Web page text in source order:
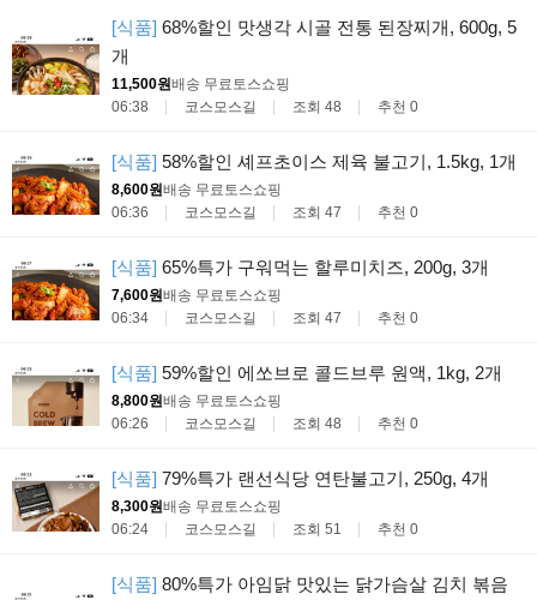
[식품] 68%할인 맛생각 시골 전통 된장찌개, 600g, 5
개
11,500원배송 무료토스쇼핑
06:38
코스모스길 조회 48 추천 0
[식품] 58%할인 셰프초이스 제육 불고기, 1.5kg, 1개
8,600원배송 무료토스쇼핑
06:36
코스모스길 조회 47 추천 0
[식품] 65%특가 구워먹는 할루미치즈, 200g, 3개
7,600원배송 무료토스쇼핑
06:34
코스모스길 조회 47 추천 0
[식품] 59%할인 에쏘브로 콜드브루 원액, 1kg, 2개
8,800원배송 무료토스쇼핑
06:26
코스모스길 조회 48 추천 0
[식품] 79%특가 랜선식당 연탄불고기, 250g, 4개
8,300원배송 무료토스쇼핑
06:24
코스모스길 조회 51 추천 0
[식품] 80%특가 아임닭 맛있는 닭가슴살 김치 볶음